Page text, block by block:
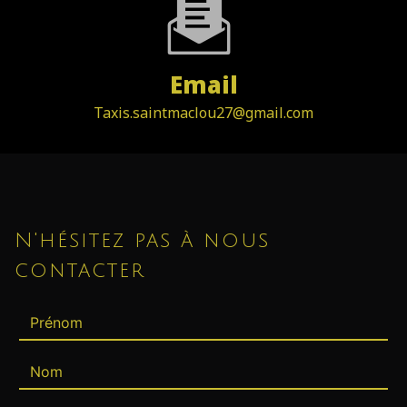
Email
taxis.saintmaclou27@gmail.com
N'hésitez pas à nous
contacter